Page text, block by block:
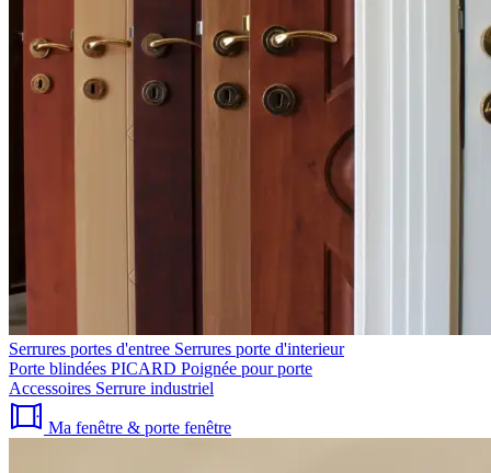
Serrures portes d'entree Serrures porte d'interieur
Porte blindées PICARD Poignée pour porte
Accessoires Serrure industriel
Ma fenêtre & porte fenêtre